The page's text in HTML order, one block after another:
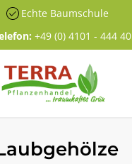
Echte Baumschule
+49 (0) 4101 - 444 40